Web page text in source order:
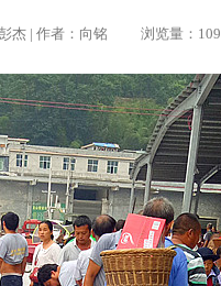
杰 | 作者：向铭 浏览量：109